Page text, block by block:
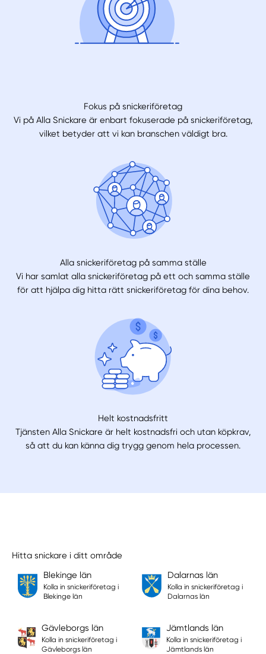
Fokus på snickeriföretag
Vi på Alla Snickare är enbart fokuserade på snickeriföretag,
vilket betyder att vi kan branschen väldigt bra.
Alla snickeriföretag på samma ställe
Vi har samlat alla snickeriföretag på ett och samma ställe
för att hjälpa dig hitta rätt snickeriföretag för dina behov.
Helt kostnadsfritt
Tjänsten Alla Snickare är helt kostnadsfri och utan köpkrav,
så att du kan känna dig trygg genom hela processen.
Hitta snickare i ditt område
Blekinge län
Kolla in snickeriföretag i
Blekinge län
Dalarnas län
Kolla in snickeriföretag i
Dalarnas län
Gävleborgs län
Kolla in snickeriföretag i
Gävleborgs län
Jämtlands län
Kolla in snickeriföretag i
Jämtlands län